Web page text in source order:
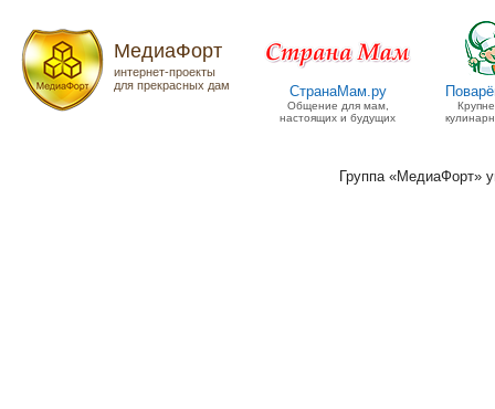
МедиаФорт
интернет-проекты
для прекрасных дам
СтранаМам.ру
Общение для мам,
настоящих и будущих
Группа «МедиаФорт»